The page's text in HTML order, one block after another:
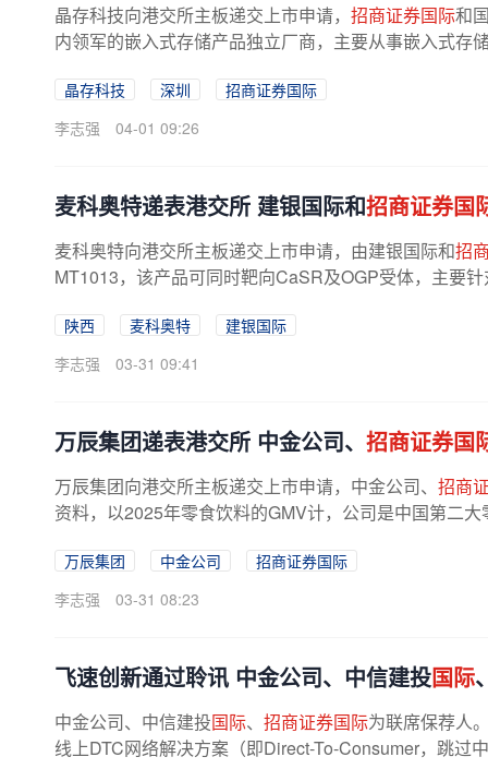
晶存科技向港交所主板递交上市申请， 招商证券国际和
内领军的嵌入式存储产品独立厂商，主要从事嵌入式存
晶存科技 深圳
招商证券国际
李志强
04-01 09:26
麦科奥特递表港交所 建银国际和招商证券国
麦科奥特向港交所主板递交上市申请，由建银国际和招
MT1013，该产品可同时靶向CaSR及OGP受体，主要
陕西 麦科奥特
建银国际
李志强
03-31 09:41
万辰集团递表港交所 中金公司、 招商证券国
万辰集团向港交所主板递交上市申请，中金公司、 招商
资料，以2025年零食饮料的GMV计，公司是中国第二
万辰集团 中金公司
招商证券国际
李志强
03-31 08:23
飞速创新通过聆讯 中金公司、中信建投国际
中金公司、中信建投国际、 招商证券国际为联席保荐人
线上DTC网络解决方案（即Direct-To-Consumer，跳过